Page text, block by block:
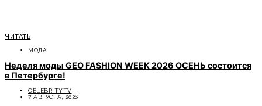
ЧИТАТЬ
МОДА
Неделя моды GEO FASHION WEEK 2026 ОСЕНЬ состоится
в Петербурге!
CELEBRITYTV
7 АВГУСТА, 2026